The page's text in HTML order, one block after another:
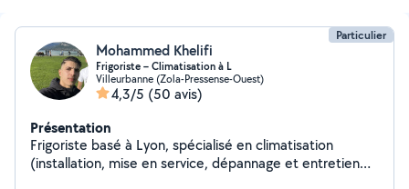
Particulier
Mohammed Khelifi
Frigoriste – Climatisation à L
Villeurbanne (Zola-Pressense-Ouest)
4,3/5 (50 avis)
Présentation
Frigoriste basé à Lyon, spécialisé en climatisation
(installation, mise en service, dépannage et entretien